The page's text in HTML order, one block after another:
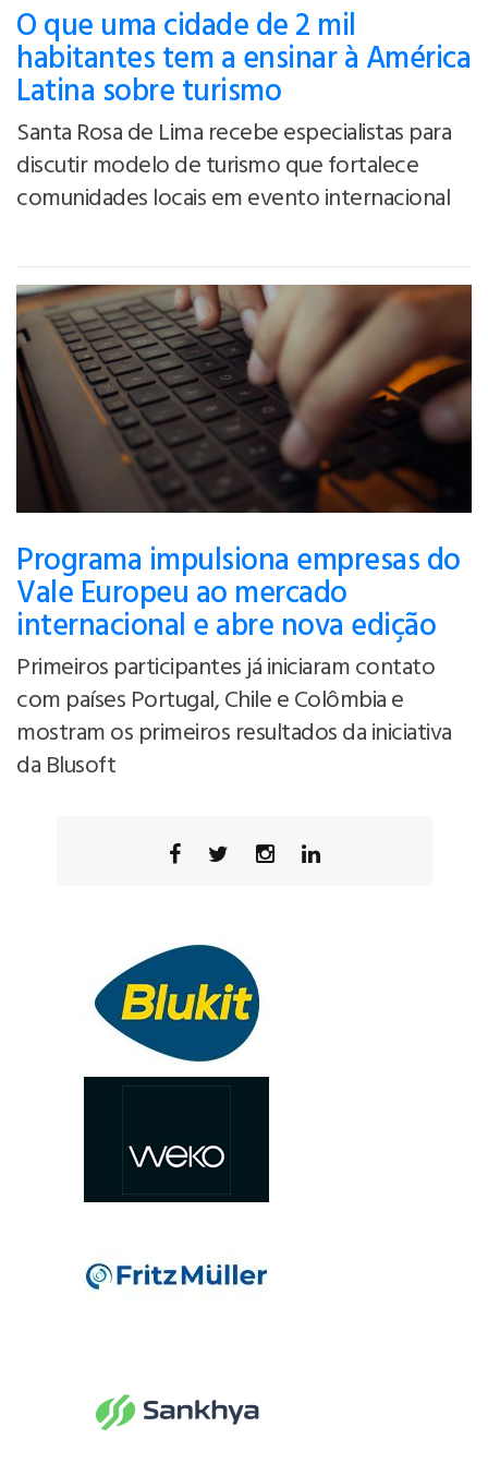
O que uma cidade de 2 mil
habitantes tem a ensinar à América
Latina sobre turismo
Santa Rosa de Lima recebe especialistas para
discutir modelo de turismo que fortalece
comunidades locais em evento internacional
Programa impulsiona empresas do
Vale Europeu ao mercado
internacional e abre nova edição
Primeiros participantes já iniciaram contato
com países Portugal, Chile e Colômbia e
mostram os primeiros resultados da iniciativa
da Blusoft